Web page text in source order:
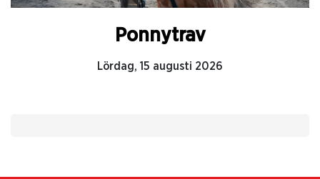
Ponnytrav
Lördag, 15 augusti 2026